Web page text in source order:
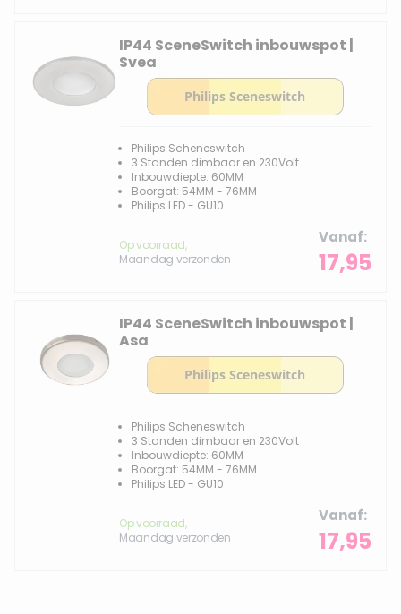
IP44 SceneSwitch inbouwspot |
Svea
Philips Scheneswitch
3 Standen dimbaar en 230Volt
Inbouwdiepte: 60MM
Boorgat: 54MM - 76MM
Philips LED - GU10
Op voorraad,
Maandag verzonden
Vanaf
17,95
IP44 SceneSwitch inbouwspot |
Asa
Philips Scheneswitch
3 Standen dimbaar en 230Volt
Inbouwdiepte: 60MM
Boorgat: 54MM - 76MM
Philips LED - GU10
Op voorraad,
Maandag verzonden
Vanaf
17,95